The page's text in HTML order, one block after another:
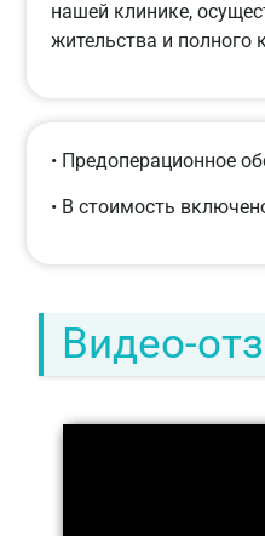
нашей клинике,
жительства и полного
• Предоперационное
• В стоимость
Видео-